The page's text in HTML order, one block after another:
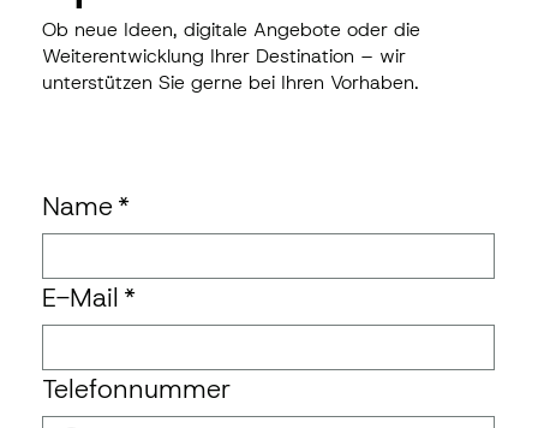
Ob neue Ideen, digitale Angebote oder die
Weiterentwicklung Ihrer Destination – wir
unterstützen Sie gerne bei Ihren Vorhaben.
Name*
E-Mail *
Telefonnummer